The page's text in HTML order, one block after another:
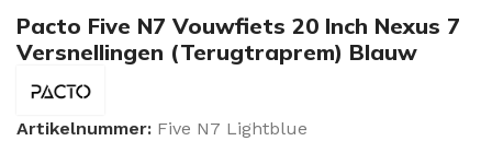
Pacto Five N7 Vouwfiets 20 Inch Nexus 7
Versnellingen (Terugtraprem) Blauw
Artikelnummer: Five N7 Lightblue